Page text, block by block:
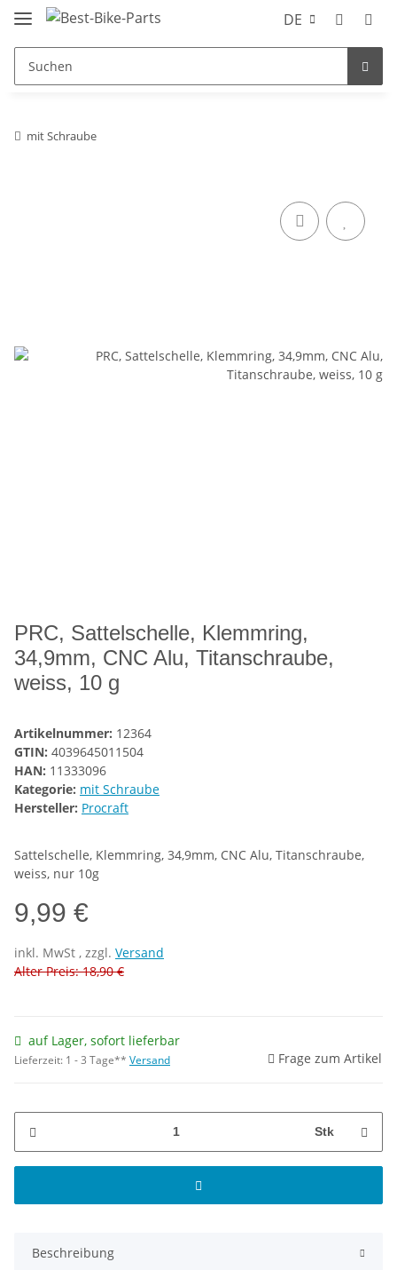
DE
mit Schraube
PRC, Sattelschelle, Klemmring,
34,9mm, CNC Alu, Titanschraube,
weiss, 10 g
Artikelnummer: 12364
GTIN: 4039645011504
HAN: 11333096
Kategorie: mit Schraube
Hersteller: Procraft
Sattelschelle, Klemmring, 34,9mm, CNC Alu, Titanschraube,
weiss, nur 10g
9,99 €
inkl. MwSt , zzgl. Versand
Alter Preis: 18,90 €
auf Lager, sofort lieferbar
Lieferzeit: 1 - 3 Tage** Versand Frage zum Artikel
Stk
Beschreibung